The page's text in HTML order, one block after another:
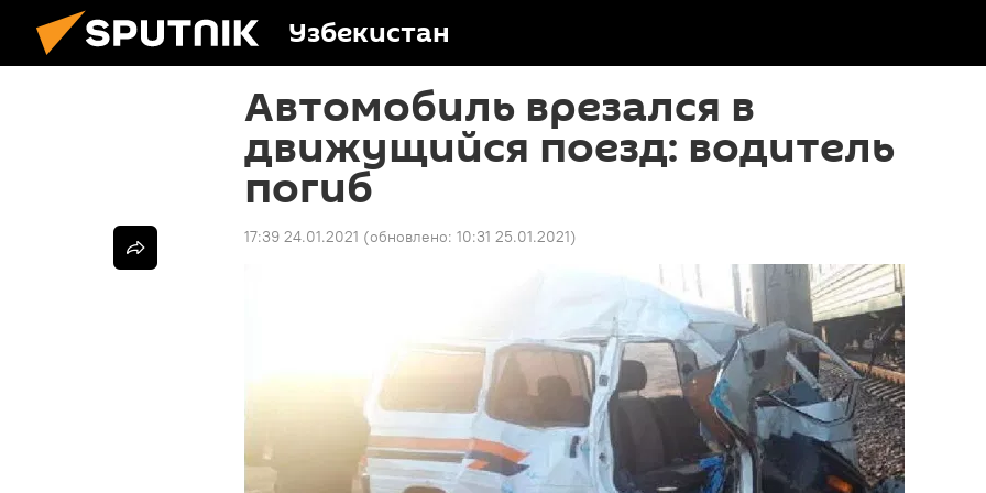
Узбекистан
Автомобиль врезался в
движущийся поезд: водитель
погиб
17:39 24.01.2021 (обновлено: 10:31 25.01.2021)